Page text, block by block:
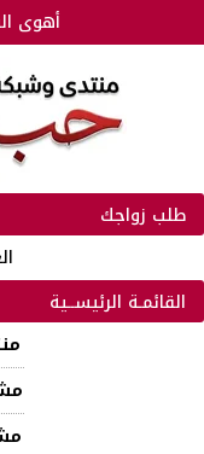
أهوى
طلب زواجك
القائمـة الرئيســية